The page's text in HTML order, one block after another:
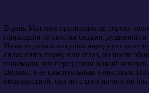
В день Матрона принимала до сорока
приходили со своими бедами, душевной и
Иные видели в матушке народную
силах снять порчу или сглаз, но после
понимали, что перед ними Божий
Церкви, к ее спасительным таинствам.
бескорыстной, она ни с кого ничего не